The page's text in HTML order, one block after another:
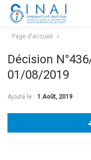
Page d'accueil
Décision
01/08/2019
Ajouté le : 1 Août, 2019